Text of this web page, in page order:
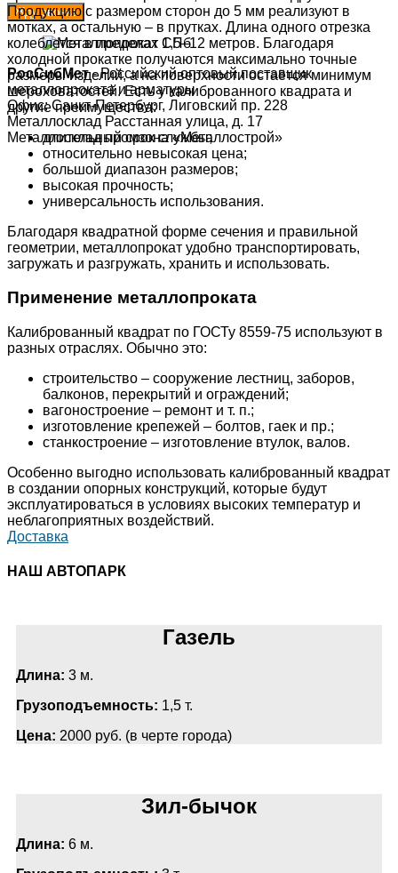
РосСибМет- Российский оптовый поставщик
металлопроката и арматуры
Офис: Санкт-Петербург, Лиговский пр. 228
Металлосклад Расстанная улица, д. 17
Металлосклад промзона «Металлострой»
Продукцию с размером сторон до 5 мм реализуют в
мотках, а остальную – в прутках. Длина одного отрезка
колеблется в пределах 1,5–12 метров. Благодаря
холодной прокатке получаются максимально точные
размеры изделий, а на поверхности остаётся минимум
шероховатостей. Есть у калиброванного квадрата и
другие преимущества:
длительный срок службы;
относительно невысокая цена;
большой диапазон размеров;
высокая прочность;
универсальность использования.
Благодаря квадратной форме сечения и правильной
геометрии, металлопрокат удобно транспортировать,
загружать и разгружать, хранить и использовать.
Применение металлопроката
Калиброванный квадрат по ГОСТу 8559-75 используют в
разных отраслях. Обычно это:
строительство – сооружение лестниц, заборов,
балконов, перекрытий и ограждений;
вагоностроение – ремонт и т. п.;
изготовление крепежей – болтов, гаек и пр.;
станкостроение – изготовление втулок, валов.
Особенно выгодно использовать калиброванный квадрат
в создании опорных конструкций, которые будут
эксплуатироваться в условиях высоких температур и
неблагоприятных воздействий.
Доставка
НАШ АВТОПАРК
Газель
Длина: 3 м.
Грузоподъемность: 1,5 т.
Цена: 2000 руб. (в черте города)
Зил-бычок
Длина: 6 м.